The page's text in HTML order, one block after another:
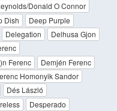
Donald O Connor
Dish
Deep Purple
Delegation
Delhusa Gjon
Ferenc
Demjén Ferenc
Homonyik Sandor
Dés László
Desperado